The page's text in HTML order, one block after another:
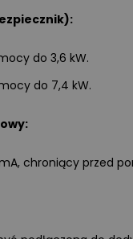
do 3,6 kW.
do 7,4 kW.
chroniący przed